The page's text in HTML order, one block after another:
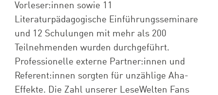
Vorleser:innen sowie 11
Literaturpädagogische Einführungsseminare
und 12 Schulungen mit mehr als 200
Teilnehmenden wurden durchgeführt.
Professionelle externe Partner:innen und
Referent:innen sorgten für unzählige Aha-
Effekte. Die Zahl unserer LeseWelten Fans